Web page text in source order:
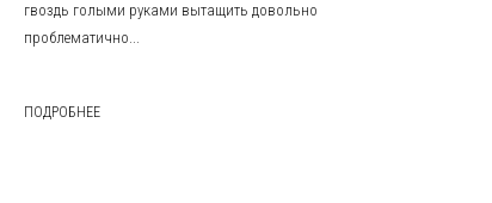
гвоздь голыми руками вытащить довольно
проблематично...
ПОДРОБНЕЕ